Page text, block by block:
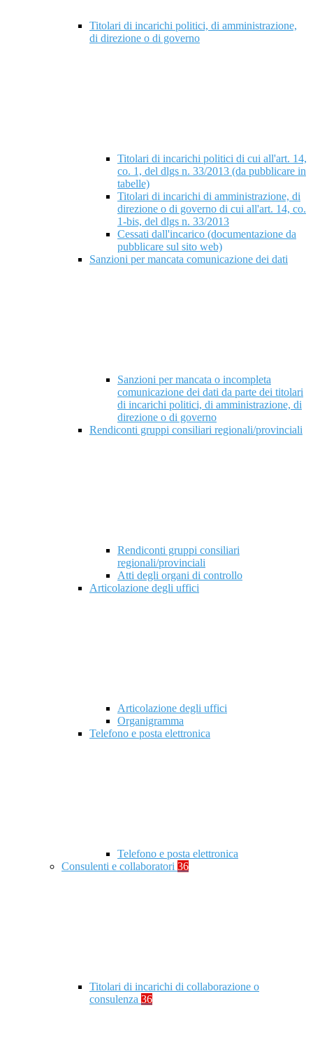
Titolari di incarichi politici, di amministrazione,
di direzione o di governo
Titolari di incarichi politici di cui all'art. 14,
co. 1, del dlgs n. 33/2013 (da pubblicare in
tabelle)
Titolari di incarichi di amministrazione, di
direzione o di governo di cui all'art. 14, co.
1-bis, del dlgs n. 33/2013
Cessati dall'incarico (documentazione da
pubblicare sul sito web)
Sanzioni per mancata comunicazione dei dati
Sanzioni per mancata o incompleta
comunicazione dei dati da parte dei titolari
di incarichi politici, di amministrazione, di
direzione o di governo
Rendiconti gruppi consiliari regionali/provinciali
Rendiconti gruppi consiliari
regionali/provinciali
Atti degli organi di controllo
Articolazione degli uffici
Articolazione degli uffici
Organigramma
Telefono e posta elettronica
Telefono e posta elettronica
Consulenti e collaboratori 36
Titolari di incarichi di collaborazione o
consulenza 36